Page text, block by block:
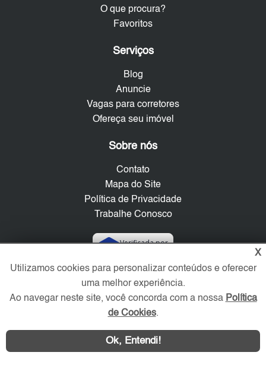
O que procura?
Favoritos
Serviços
Blog
Anuncie
Vagas para corretores
Ofereça seu imóvel
Sobre nós
Contato
Mapa do Site
Política de Privacidade
Trabalhe Conosco
Verificada por
Redes Sociais
X
Utilizamos cookies para personalizar conteúdos e oferecer
uma melhor experiência.
Ao navegar neste site, você concorda com a nossa Política
de Cookies.
Ok, Entendi!